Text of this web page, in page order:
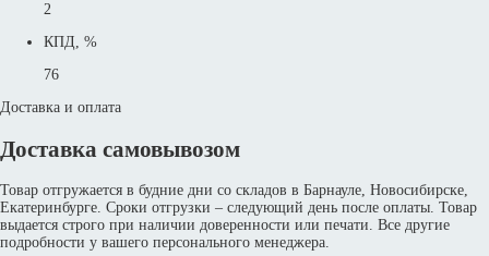
2
КПД, %
76
Доставка и оплата
Доставка самовывозом
Товар отгружается в будние дни со складов в Барнауле, Новосибирске,
Екатеринбурге. Сроки отгрузки – следующий день после оплаты. Товар
выдается строго при наличии доверенности или печати. Все другие
подробности у вашего персонального менеджера.